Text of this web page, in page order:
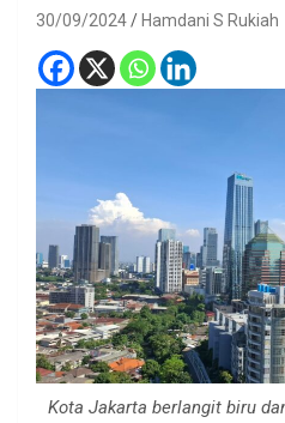
30/09/2024 Hamdani S Rukiah
Kota Jakarta berlangit biru